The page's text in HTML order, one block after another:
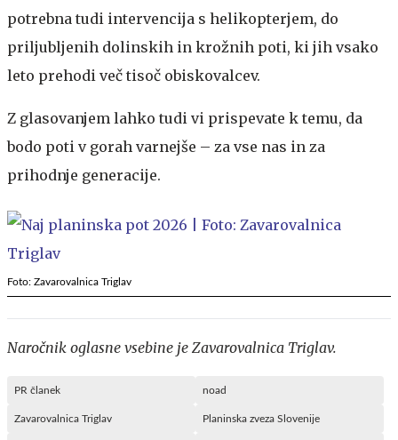
potrebna tudi intervencija s helikopterjem, do
priljubljenih dolinskih in krožnih poti, ki jih vsako
leto prehodi več tisoč obiskovalcev.
Z glasovanjem lahko tudi vi prispevate k temu, da
bodo poti v gorah varnejše – za vse nas in za
prihodnje generacije.
Foto: Zavarovalnica Triglav
Naročnik oglasne vsebine je Zavarovalnica Triglav.
PR članek noad
Zavarovalnica Triglav Planinska zveza Slovenije